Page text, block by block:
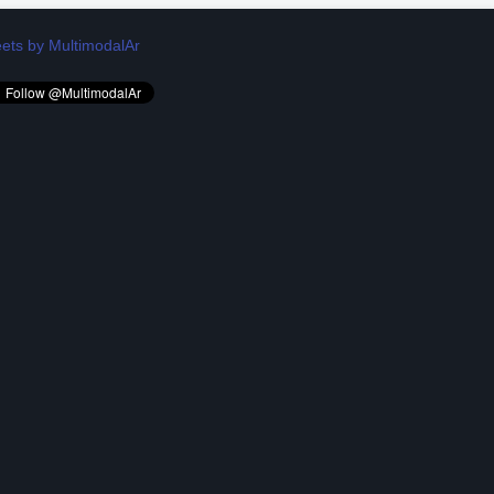
by MultimodalAr